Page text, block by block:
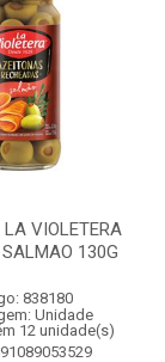
VIOLETERA
130G
838180
Unidade
12 unidade(s)